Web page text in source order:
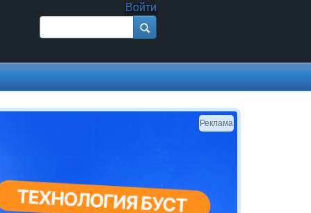
Войти
Форма поиска
Реклама